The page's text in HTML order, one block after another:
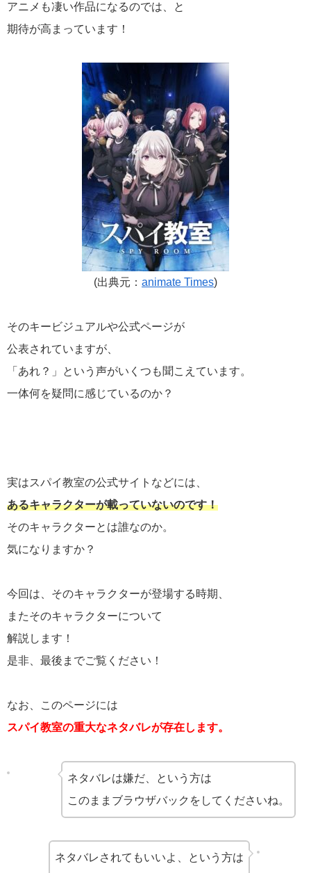
アニメも凄い作品になるのでは、と
期待が高まっています！
(出典元： animate Times)
そのキービジュアルや公式ページが
公表されていますが、
「あれ？」という声がいくつも聞こえています。
一体何を疑問に感じているのか？
実はスパイ教室の公式サイトなどには、
あるキャラクターが載っていないのです！
そのキャラクターとは誰なのか。
気になりますか？
今回は、そのキャラクターが登場する時期、
またそのキャラクターについて
解説します！
是非、最後までご覧ください！
なお、このページには
スパイ教室の重大なネタバレが存在します。
ネタバレは嫌だ、という方は
このままブラウザバックをしてくださいね。
ネタバレされてもいいよ、という方は